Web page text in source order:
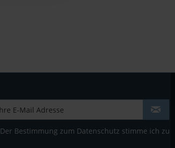
Der Bestimmung zum Datenschutz stimme ich zu